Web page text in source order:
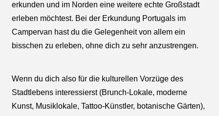
erkunden und im Norden eine weitere echte Großstadt
erleben möchtest. Bei der Erkundung Portugals im
Campervan hast du die Gelegenheit von allem ein
bisschen zu erleben, ohne dich zu sehr anzustrengen.
Wenn du dich also für die kulturellen Vorzüge des
Stadtlebens interessierst (Brunch-Lokale, moderne
Kunst, Musiklokale, Tattoo-Künstler, botanische Gärten),